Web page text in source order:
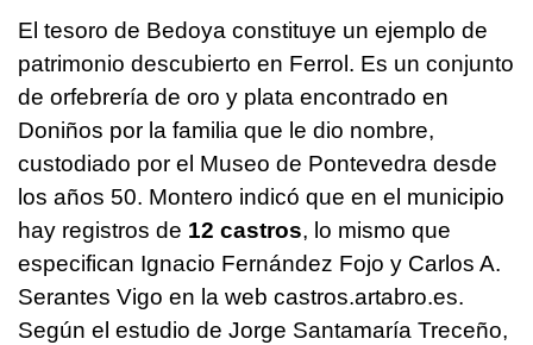
El tesoro de Bedoya constituye un ejemplo de
patrimonio descubierto en Ferrol. Es un conjunto
de orfebrería de oro y plata encontrado en
Doniños por la familia que le dio nombre,
custodiado por el Museo de Pontevedra desde
los años 50. Montero indicó que en el municipio
hay registros de 12 castros, lo mismo que
especifican Ignacio Fernández Fojo y Carlos A.
Serantes Vigo en la web castros.artabro.es.
Según el estudio de Jorge Santamaría Treceño,